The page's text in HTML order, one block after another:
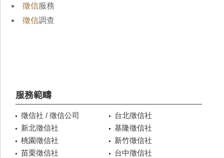
徵信服務
徵信調查
服務範疇
徵信社 / 徵信公司
台北徵信社
新北徵信社
基隆徵信社
桃園徵信社
新竹徵信社
苗栗徵信社
台中徵信社